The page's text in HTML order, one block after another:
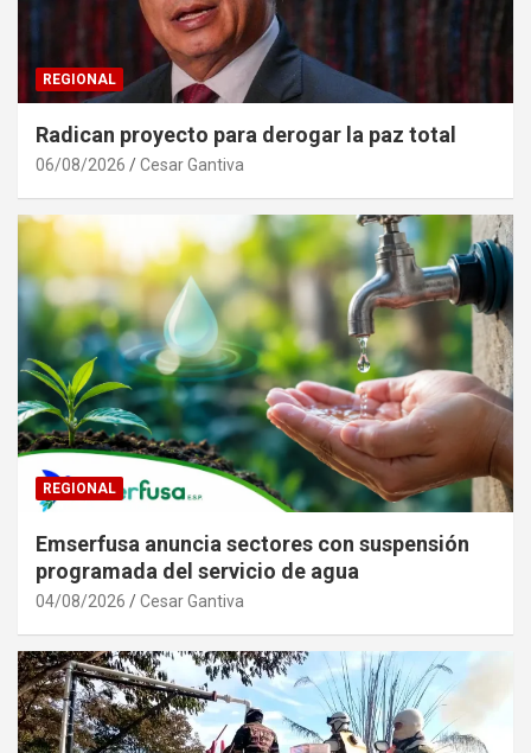
REGIONAL
Radican proyecto para derogar la paz total
06/08/2026 Cesar Gantiva
REGIONAL
Emserfusa anuncia sectores con suspensión
programada del servicio de agua
04/08/2026 Cesar Gantiva